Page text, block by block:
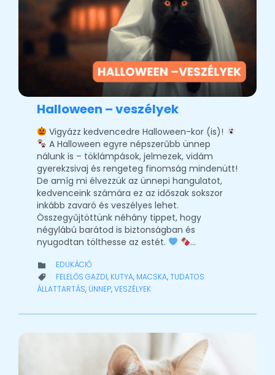
Halloween – veszélyek
Vigyázz kedvencedre Halloween-kor (is)!
A Halloween egyre népszerűbb ünnep
nálunk is – töklámpások, jelmezek, vidám
gyerekzsivaj és rengeteg finomság mindenütt!
De amíg mi élvezzük az ünnepi hangulatot,
kedvenceink számára ez az időszak sokszor
inkább zavaró és veszélyes lehet.
Összegyűjtöttünk néhány tippet, hogy
négylábú barátod is biztonságban és
nyugodtan tölthesse az estét.
…
 CATEGORY
EDUKÁCIÓ
 CATEGORY
FELELŐS GAZDI, KUTYA, MACSKA,TUDATOS
ÁLLATTARTÁS, ÜNNEP,VESZÉLYEK